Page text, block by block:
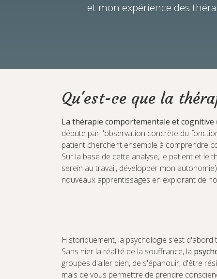
et mon expérience des
Qu'est-ce que la
La thérapie comportementale et cognitive
débute par l'observation concrète du
patient cherchent ensemble à comprendre
Sur la base de cette analyse, le patient et le
serein au travail, développer mon
nouveaux apprentissages en explorant de
Historiquement, la psychologie s'est
Sans nier la réalité de la souffrance, la
groupes d'aller bien, de s'épanouir, d'être
mais de vous permettre de prendre